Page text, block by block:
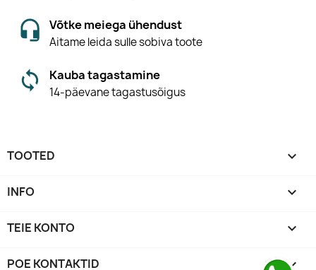
Võtke meiega ühendust
Aitame leida sulle sobiva toote
Kauba tagastamine
14-päevane tagastusõigus
TOOTED 
INFO 
TEIE KONTO 
POE KONTAKTID keyboard_arrow_down